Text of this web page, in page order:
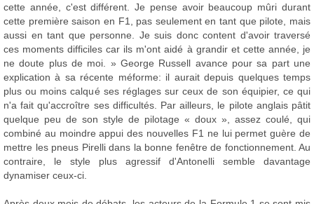
cette année, c'est différent. Je pense avoir beaucoup mûri durant
cette première saison en F1, pas seulement en tant que pilote, mais
aussi en tant que personne. Je suis donc content d'avoir traversé
ces moments difficiles car ils m'ont aidé à grandir et cette année, je
ne doute plus de moi. » George Russell avance pour sa part une
explication à sa récente méforme: il aurait depuis quelques temps
plus ou moins calqué ses réglages sur ceux de son équipier, ce qui
n'a fait qu'accroître ses difficultés. Par ailleurs, le pilote anglais pâtit
quelque peu de son style de pilotage « doux », assez coulé, qui
combiné au moindre appui des nouvelles F1 ne lui permet guère de
mettre les pneus Pirelli dans la bonne fenêtre de fonctionnement. Au
contraire, le style plus agressif d'Antonelli semble davantage
dynamiser ceux-ci.